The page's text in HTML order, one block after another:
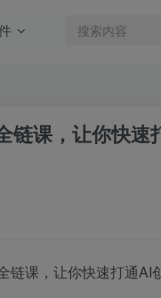
链课，让你快